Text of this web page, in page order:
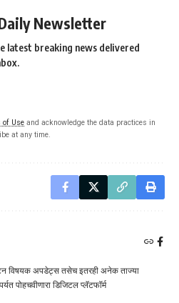
Newsletter
latest breaking news delivered
of Use and acknowledge the data practices in
at any time.
विषयक अपडेट्स तसेच इतरही अनेक ताज्या
पोहचवीणारा डिजिटल प्लॅटफॉर्म